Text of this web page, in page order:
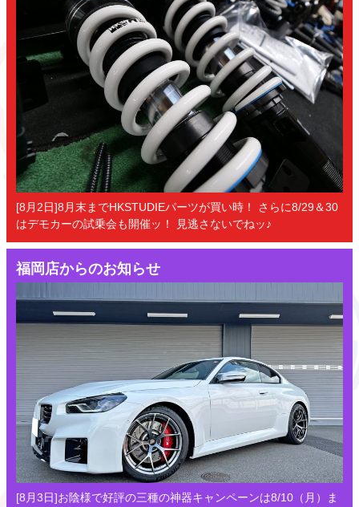
[8月2日]8月末までHKSTUDIEパーツが買い時！ さらに8/29＆30
はデモカーの試乗会も開催ッ！ 見逃さないでねッ♪
福岡店からのお知らせ
[8月3日]お陰様で好評の三種の神器キャンペーンは8/10（月）ま